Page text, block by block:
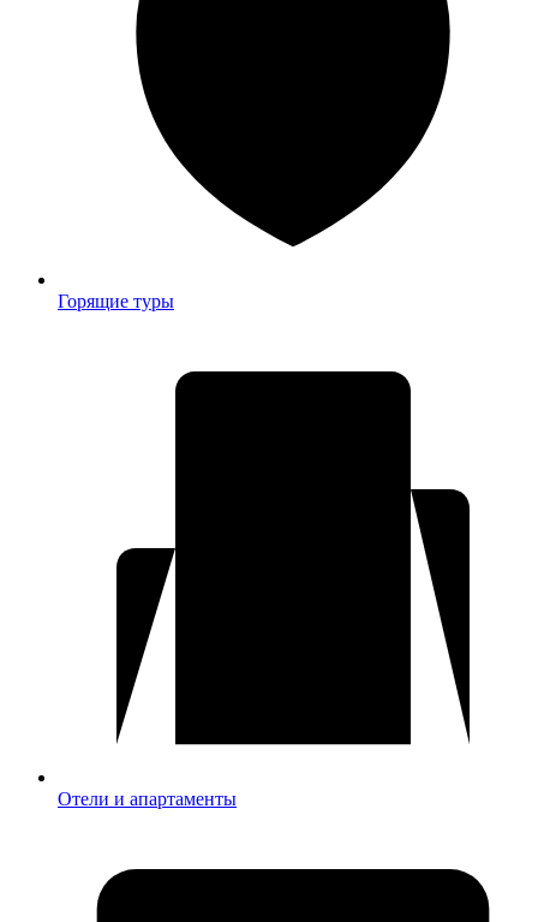
Горящие туры
Отели и апартаменты